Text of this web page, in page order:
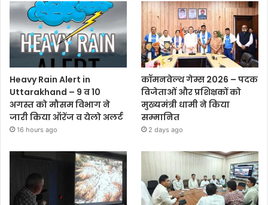
Heavy Rain Alert in
Uttarakhand – 9 व 10
अगस्त को मौसम विभाग ने
जारी किया ऑरेंज व येलो अलर्ट
16 hours ago
कॉमनवेल्थ गेम्स 2026 – पदक
विजेताओं और प्रशिक्षकों को
मुख्यमंत्री धामी ने किया
सम्मानित
2 days ago